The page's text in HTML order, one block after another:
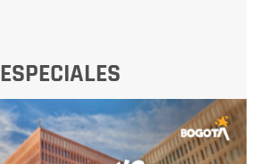
ESPECIALES